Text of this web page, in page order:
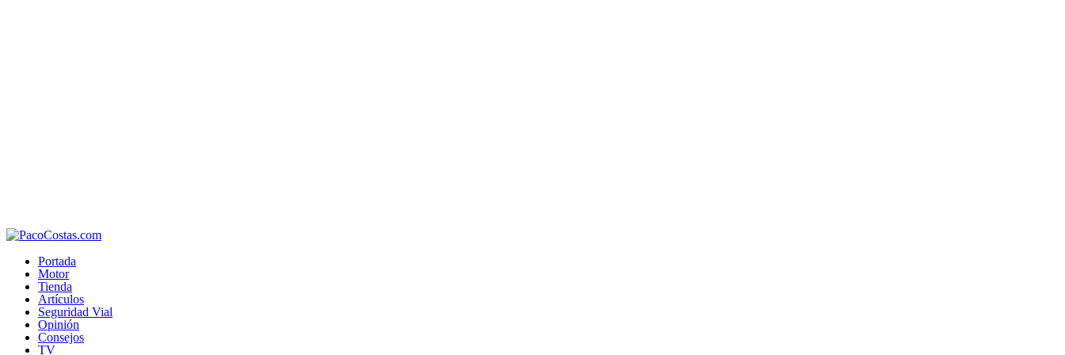
Portada
Motor
Tienda
Artículos
Seguridad Vial
Opinión
Consejos
TV